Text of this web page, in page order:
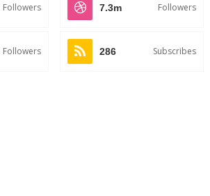
Followers 7.3m Followers
Followers 286 Subscribes